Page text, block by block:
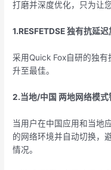
打磨并深度优化，只为让
1.RESFETDSE 独有抗延
采用Quick Fox自研的独
升至最佳。
2.当地/中国 两地网络模式
当用户在中国应用和当地
的网络环境并自动切换，
情况。